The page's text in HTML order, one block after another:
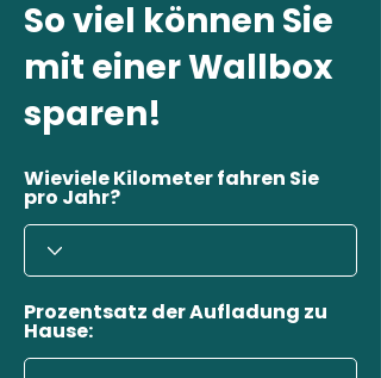
So viel können Sie
mit einer Wallbox
sparen!
Wieviele Kilometer fahren Sie
pro Jahr?
Prozentsatz der Aufladung zu
Hause: